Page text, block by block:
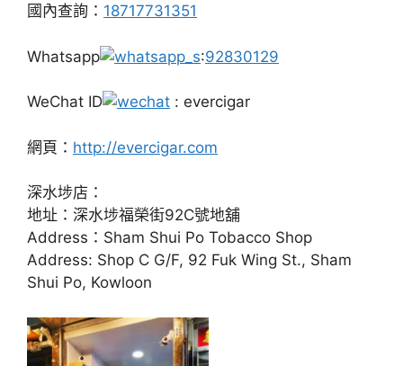
國內查詢： 18717731351
Whatsapp :92830129
WeChat ID : evercigar
網頁： http://evercigar.com
深水埗店：
地址：深水埗福榮街92C號地舖
Address：Sham Shui Po Tobacco Shop
Address: Shop C G/F, 92 Fuk Wing St., Sham
Shui Po, Kowloon